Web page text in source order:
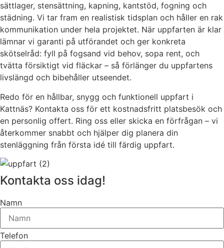
sättlager, stensättning, kapning, kantstöd, fogning och
städning. Vi tar fram en realistisk tidsplan och håller en rak
kommunikation under hela projektet. När uppfarten är klar
lämnar vi garanti på utförandet och ger konkreta
skötselråd: fyll på fogsand vid behov, sopa rent, och
tvätta försiktigt vid fläckar – så förlänger du uppfartens
livslängd och bibehåller utseendet.
Redo för en hållbar, snygg och funktionell uppfart i
Kattnäs? Kontakta oss för ett kostnadsfritt platsbesök och
en personlig offert. Ring oss eller skicka en förfrågan – vi
återkommer snabbt och hjälper dig planera din
stenläggning från första idé till färdig uppfart.
Kontakta oss idag!
Namn
Telefon